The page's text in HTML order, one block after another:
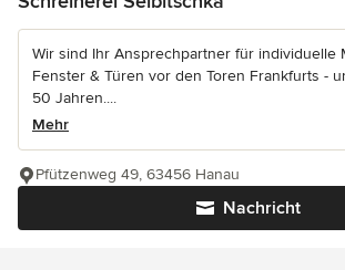
Wir sind Ihr Ansprechpartner für individuelle
Fenster & Türen vor den Toren Frankfurts -
50 Jahren....
Mehr
Nachricht
Pfützenweg 49, 63456 Hanau